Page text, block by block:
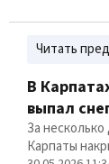
Читать
В
выпал
За
Карпаты